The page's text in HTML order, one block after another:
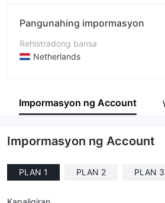
Pangunahing impormasyon
Rehistradong bansa
Netherlands
Kumpanya
Impormasyon ng Account
Impormasyon ng Account
PLAN 1 PLAN 2 PLAN 3